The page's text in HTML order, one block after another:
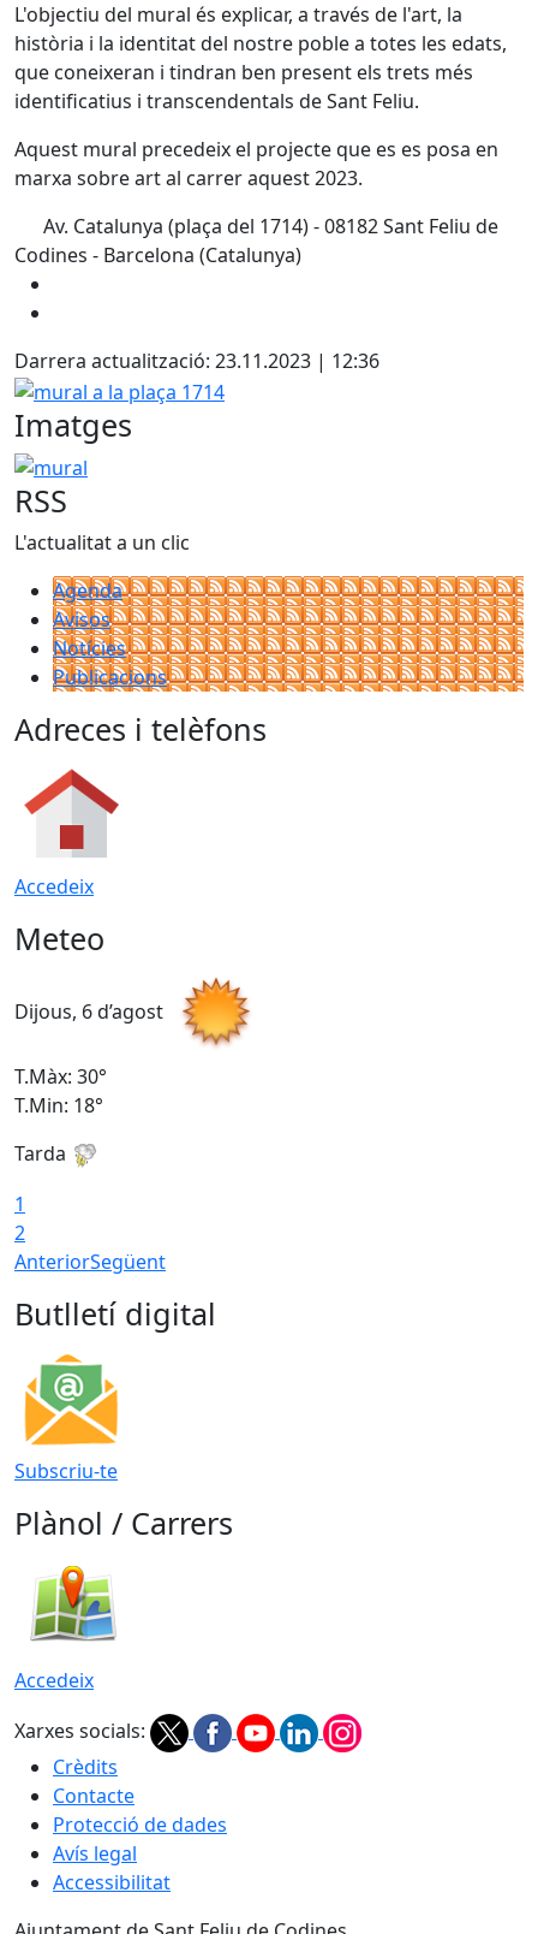
L'objectiu del mural és explicar, a través de l'art, la
història i la identitat del nostre poble a totes les edats,
que coneixeran i tindran ben present els trets més
identificatius i transcendentals de Sant Feliu.
Aquest mural precedeix el projecte que es es posa en
marxa sobre art al carrer aquest 2023.
Av. Catalunya (plaça del 1714) - 08182 Sant Feliu de
Codines - Barcelona (Catalunya)
Darrera actualització: 23.11.2023 | 12:36
mural a la plaça 1714
Imatges
mural
RSS
L'actualitat a un clic
Agenda
Avisos
Notícies
Publicacions
Adreces i telèfons
Accedeix
Meteo
Dijous, 6 d’agost
T.Màx: 30°
T.Min: 18°
Tarda
1
2
AnteriorSegüent
Butlletí digital
Subscriu-te
Plànol / Carrers
Accedeix
Xarxes socials:
Crèdits
Contacte
Protecció de dades
Avís legal
Accessibilitat